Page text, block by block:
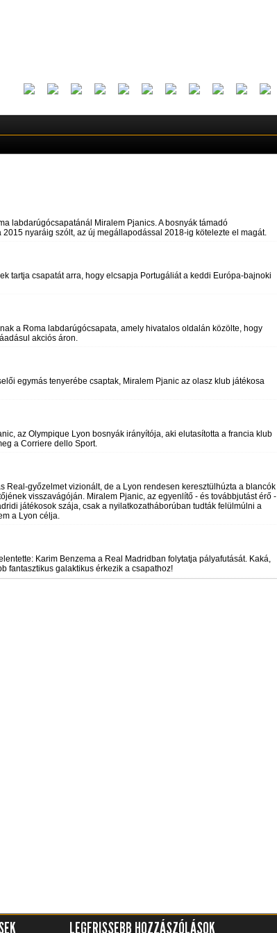
labdarúgócsapatánál Miralem Pjanics. A bosnyák támadó
nyaráig szólt, az új megállapodással 2018-ig kötelezte el magát.
tartja csapatát arra, hogy elcsapja Portugáliát a keddi Európa-bajnoki
a Roma labdarúgócsapata, amely hivatalos oldalán közölte, hogy
akciós áron.
egymás tenyerébe csaptak, Miralem Pjanic az olasz klub játékosa
az Olympique Lyon bosnyák irányítója, aki elutasította a francia klub
a Corriere dello Sport.
Real-győzelmet vizionált, de a Lyon rendesen keresztülhúzta a blancók
visszavágóján. Miralem Pjanic, az egyenlítő - és továbbjutást érő -
játékosok szája, csak a nyilatkozatháborúban tudták felülmúlni a
a Lyon célja.
Karim Benzema a Real Madridban folytatja pályafutását. Kaká,
fantasztikus galaktikus érkezik a csapathoz!
LEGFRISSEBB HOZZÁSZÓLÁSOK